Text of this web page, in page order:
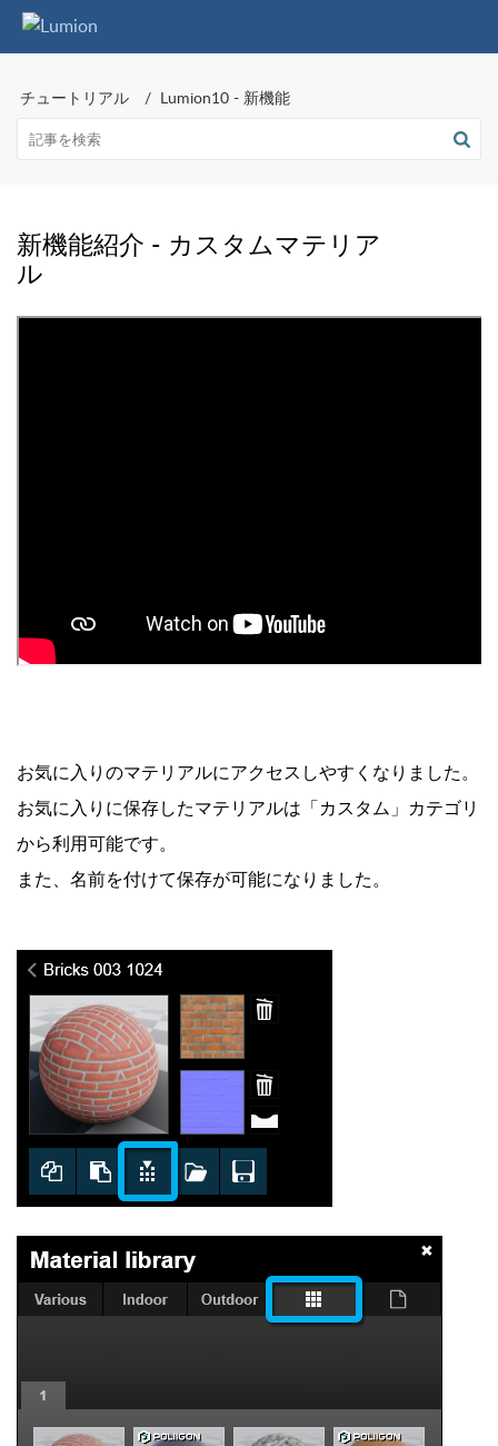
チュートリアル Lumion10 - 新機能
新機能紹介 - カスタムマテリア
ル
お気に入りのマテリアルにアクセスしやすくなりました。
お気に入りに保存したマテリアルは「カスタム」カテゴリ
から利用可能です。
また、 名前を付けて保存が可能になりました。